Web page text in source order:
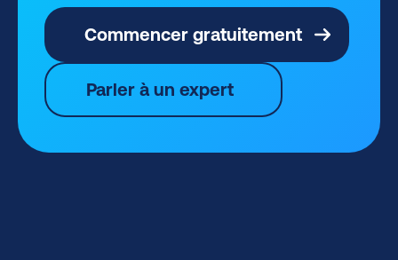
Commencer gratuitement
Parler à un expert